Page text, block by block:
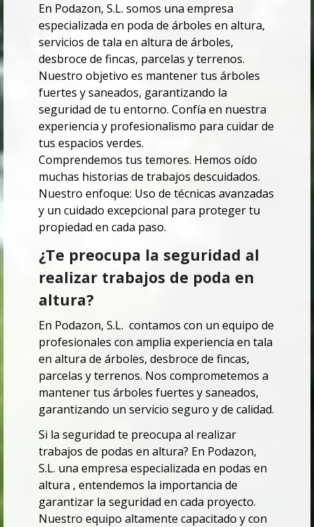
En Podazon, S.L. somos una empresa
especializada en poda de árboles en altura,
servicios de tala en altura de árboles,
desbroce de fincas, parcelas y terrenos.
Nuestro objetivo es mantener tus árboles
fuertes y saneados, garantizando la
seguridad de tu entorno. Confía en nuestra
experiencia y profesionalismo para cuidar de
tus espacios verdes.
Comprendemos tus temores. Hemos oído
muchas historias de trabajos descuidados.
Nuestro enfoque: Uso de técnicas avanzadas
y un cuidado excepcional para proteger tu
propiedad en cada paso.
¿Te preocupa la seguridad al
realizar trabajos de poda en
altura?
En Podazon, S.L. contamos con un equipo de
profesionales con amplia experiencia en tala
en altura de árboles, desbroce de fincas,
parcelas y terrenos. Nos comprometemos a
mantener tus árboles fuertes y saneados,
garantizando un servicio seguro y de calidad.
Si la seguridad te preocupa al realizar
trabajos de podas en altura? En Podazon,
S.L. una empresa especializada en podas en
altura , entendemos la importancia de
garantizar la seguridad en cada proyecto.
Nuestro equipo altamente capacitado y con